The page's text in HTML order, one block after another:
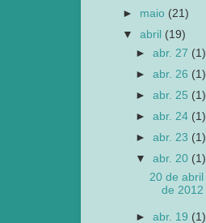
► maio (21)
▼abril (19)
►abr. 27 (1)
►abr. 26 (1)
►abr. 25 (1)
►abr. 24 (1)
►abr. 23 (1)
▼abr. 20 (1)
20 de abril
de 2012
►abr. 19 (1)